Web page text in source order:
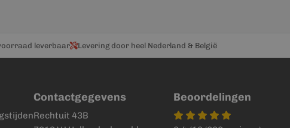
leverbaar Levering door heel Nederland & België
Contactgegevens
Rechtuit 43B
Beoordelingen